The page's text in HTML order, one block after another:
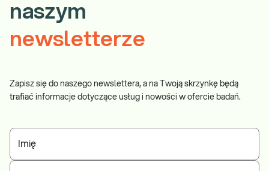
naszym
newsletterze
Zapisz się do naszego newslettera, a na Twoją skrzynkę będą
trafiać informacje dotyczące usług i nowości w ofercie badań.
Imię